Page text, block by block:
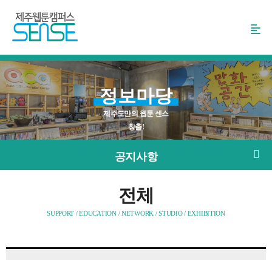
로
가
기
정보마당
제주도만의 웹툰 센스
창출!
공지사항
전체
SUPPORT / EDUCATION / NETWORK / STUDIO / EXHIBITION